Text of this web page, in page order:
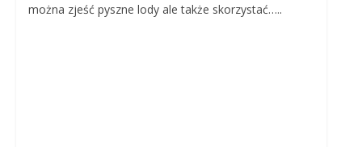
można zjeść pyszne lody ale także skorzystać…..